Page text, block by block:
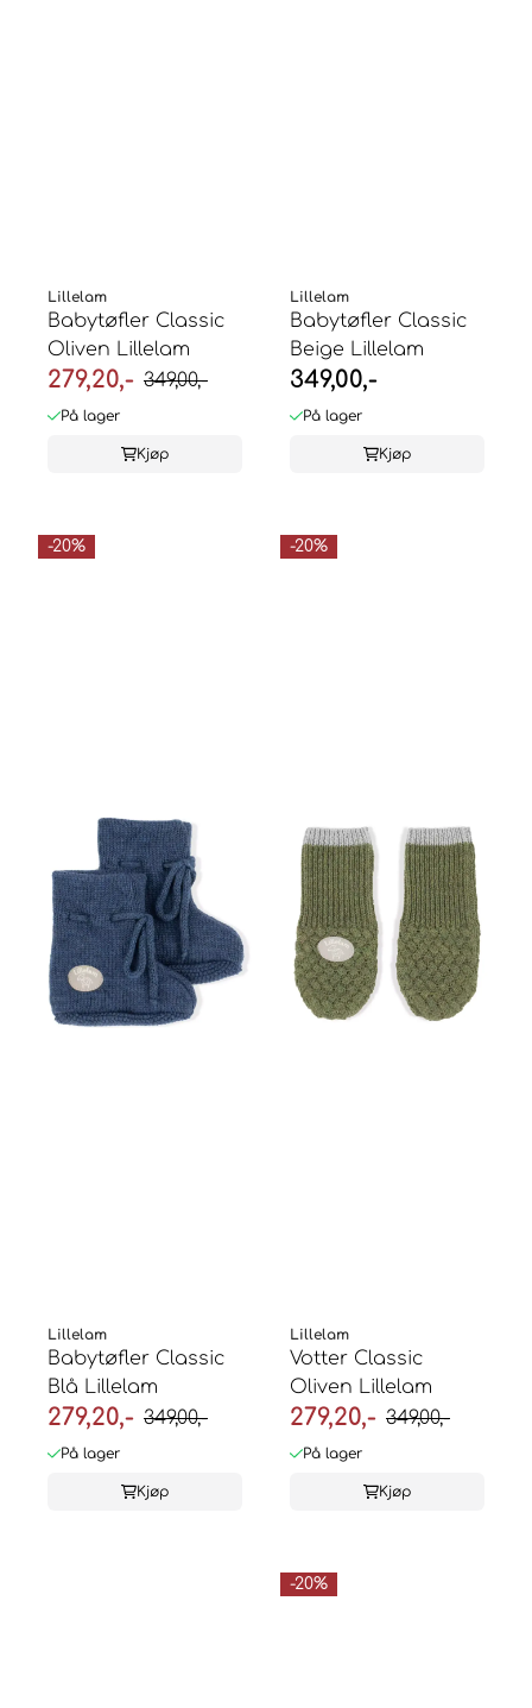
Lillelam
Babytøfler Classic
Oliven Lillelam
279,20,- 349,00,-
På lager
Kjøp
Lillelam
Babytøfler Classic
Beige Lillelam
349,00,-
På lager
Kjøp
-20%
Lillelam
Babytøfler Classic
Blå Lillelam
279,20,- 349,00,-
På lager
Kjøp
-20%
Lillelam
Votter Classic
Oliven Lillelam
279,20,- 349,00,-
På lager
Kjøp
-20%